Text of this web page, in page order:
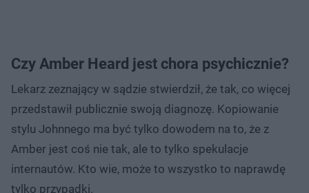
Czy Amber Heard jest chora psychicznie?
Lekarz zeznający w sądzie stwierdził, że tak, co więcej
przedstawił publicznie swoją diagnozę. Kopiowanie
stylu Johnnego ma być tylko dowodem na to, że z
Amber jest coś nie tak, ale to tylko spekulacje
internautów. Kto wie, może to wszystko to naprawdę
tylko przypadki.